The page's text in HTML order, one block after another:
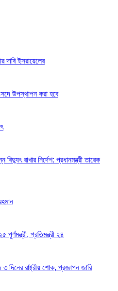
ইসরায়েলের
উপস্থাপন করা হবে
রাখার নির্দেশ: প্রধানমন্ত্রী তারেক
প্রতিমন্ত্রী ২৪
দিনের রাষ্ট্রীয় শোক, প্রজ্ঞাপন জারি